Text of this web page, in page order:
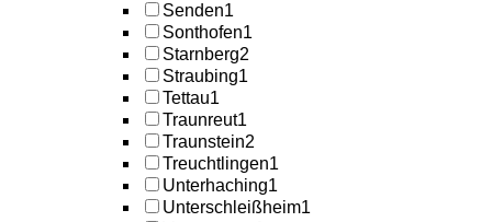
Senden1
Sonthofen1
Starnberg2
Straubing1
Tettau1
Traunreut1
Traunstein2
Treuchtlingen1
Unterhaching1
Unterschleißheim1